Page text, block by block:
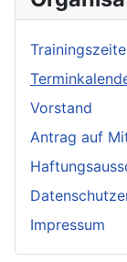
Vorstand
Antrag auf
Impressum